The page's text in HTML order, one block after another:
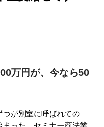
万円が、今なら50
が別室に呼ばれての
まった。セミナー商法業